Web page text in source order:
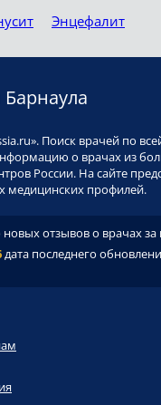
Энцефалит
Поиск врачей по
о врачах из
России. На сайте
медицинских профилей.
отзывов о врачах за
дата последнего